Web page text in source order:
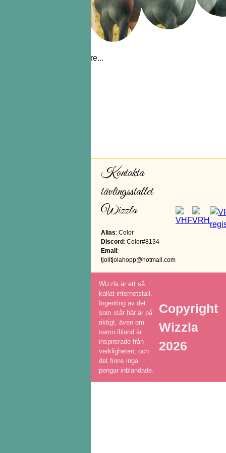
Information kommer senare...
Kontakta
tävlingsstallet
Wizzla
Alias: Color
Discord : Color#8134
Email :
tjolitjolahopp@hotmail.com
Wizzla är ett så
kallat internetstall.
Ingenting av det
som står här är på
riktigt, även om
namn ibland är
inspirerade från
verkligheten, och
det finns inga
pengar inblandade.
Copyright
Wizzla
2026